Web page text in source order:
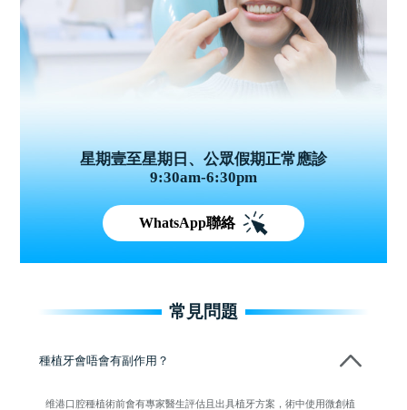
星期壹至星期日、公眾假期正常應診
9:30am-6:30pm
WhatsApp聯絡
常見問題
種植牙會唔會有副作用？
维港口腔種植術前會有專家醫生評估且出具植牙方案，術中使用微創植